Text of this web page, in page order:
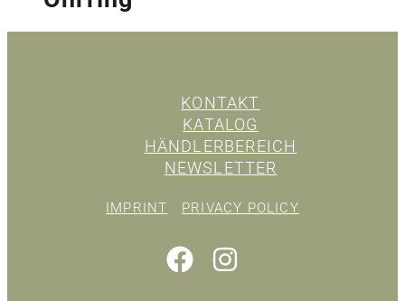
KONTAKT
KATALOG
HÄNDLERBEREICH
NEWSLETTER
IMPRINT PRIVACY POLICY